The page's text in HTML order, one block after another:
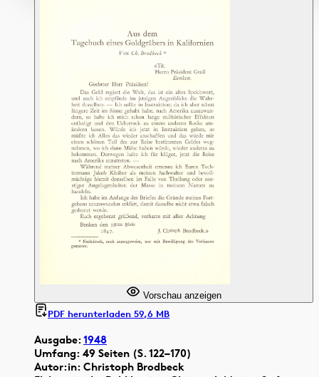
Ausgabe:1948
Umfang: 49 Seiten (S. 122–170)
Autor:in: Christoph Brodbeck
Vorschau anzeigen
PDF herunterladen 59,6 MB